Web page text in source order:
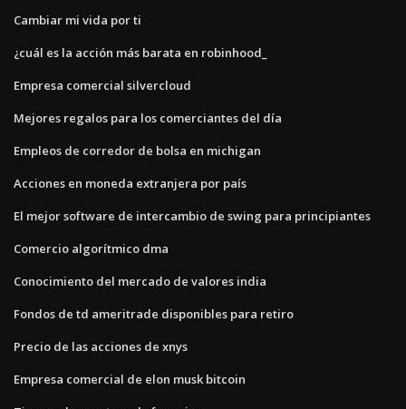
Cambiar mi vida por ti
¿cuál es la acción más barata en robinhood_
Empresa comercial silvercloud
Mejores regalos para los comerciantes del día
Empleos de corredor de bolsa en michigan
Acciones en moneda extranjera por país
El mejor software de intercambio de swing para principiantes
Comercio algorítmico dma
Conocimiento del mercado de valores india
Fondos de td ameritrade disponibles para retiro
Precio de las acciones de xnys
Empresa comercial de elon musk bitcoin